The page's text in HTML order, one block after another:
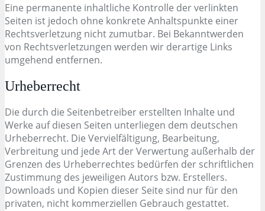
Eine permanente inhaltliche Kontrolle der verlinkten
Seiten ist jedoch ohne konkrete Anhaltspunkte einer
Rechtsverletzung nicht zumutbar. Bei Bekanntwerden
von Rechtsverletzungen werden wir derartige Links
umgehend entfernen.
Urheberrecht
Die durch die Seitenbetreiber erstellten Inhalte und
Werke auf diesen Seiten unterliegen dem deutschen
Urheberrecht. Die Vervielfältigung, Bearbeitung,
Verbreitung und jede Art der Verwertung außerhalb der
Grenzen des Urheberrechtes bedürfen der schriftlichen
Zustimmung des jeweiligen Autors bzw. Erstellers.
Downloads und Kopien dieser Seite sind nur für den
privaten, nicht kommerziellen Gebrauch gestattet.